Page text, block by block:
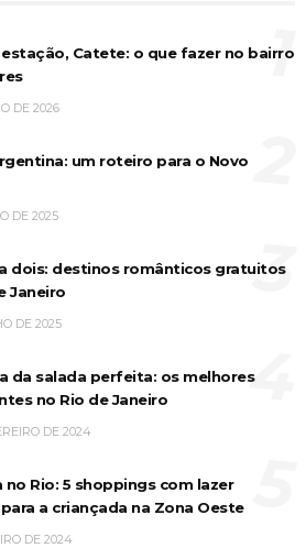
Catete: o que fazer no bairro
DE 2026
1
um roteiro para o Novo
DE 2025
dois: destinos românticos gratuitos
Janeiro
DE 2025
3
da salada perfeita: os melhores
no Rio de Janeiro
DE 2024
4
no Rio: 5 shoppings com lazer
a criançada na Zona Oeste
DE 2024